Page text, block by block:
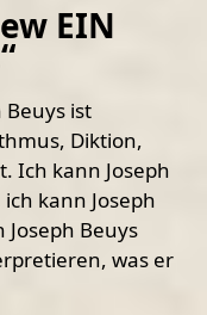
EIN
Beuys ist
Diktion,
Ich kann Joseph
kann Joseph
Beuys
was er